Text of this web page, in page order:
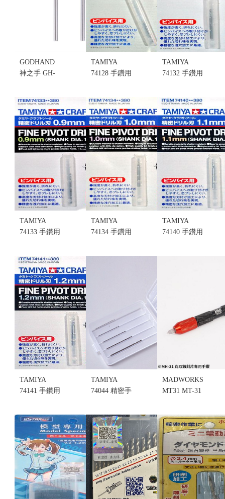
GODHAND
神之手 GH-
滾輪狀修邊
鑽頭(不挑盒
況)
售價:1020
TAMIYA
74128 手鑽用
0.7mm (不挑
盒況)
售價:130
TAMIYA
74132 手鑽用
0.8mm (不挑
盒況)
售價:120
TAMIYA
74133 手鑽用
0.9mm (不挑
盒況)
售價:110
TAMIYA
74134 手鑽用
1.0mm (不挑
TAMIYA
74140 手鑽用
TAMIYA
74141 手鑽用
1.2mm (不挑
盒況)
售價:110
TAMIYA
74044 精密手
針(細５種型
式) (不挑盒
況)
售價:420
MADWORKS
MT31 MT-31
專用手鑽(不
挑盒況)
售價:360